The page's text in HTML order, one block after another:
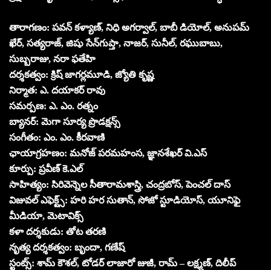
తారాగణం: పవన్ కళ్యాణ్, నిధి అగర్వాల్, బాబీ డియోల్, అనుపమ్
ఖేర్, సత్యరాజ్, జిషు సేన్‌గుప్తా, నాజర్, సునీల్, రఘుబాబు,
సుబ్బరాజు, నరా ఫతేహి
దర్శకత్వం: క్రిష్ జాగర్లమూడి, జ్యోతి కృష్ణ
నిర్మాత: ఎ. దయాకర్ రావు
సమర్పణ: ఎ. ఎం. రత్నం
బ్యానర్: మెగా సూర్య ప్రొడక్షన్స్
సంగీతం: ఎం. ఎం. కీరవాణి
ఛాయాగ్రహణం: మనోజ్ పరమహంస, జ్ఞానశేఖర్ వి.ఎస్
కూర్పు: ప్రవీణ్ కె.ఎల్
సాహిత్యం: సిరివెన్నెల సీతారామశాస్త్రి, చంద్రబోస్, పెంచల్ దాస్
విజువల్ ఎఫెక్ట్స్: హరి హర సుతాన్, సోజో స్టూడియోస్, యూనిఫై
మీడియా, మెటావిక్స్
కళా దర్శకుడు: తోట తరణి
నృత్య దర్శకత్వం: బృందా, గణేష్
స్టంట్స్: శామ్ కౌశల్, టోడర్ లాజారో జుజీ, రామ్ – లక్ష్మణ్, దిలీప్